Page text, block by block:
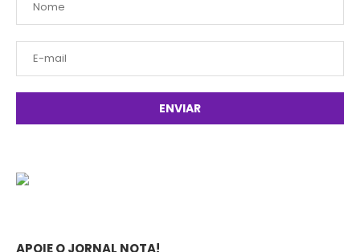
APOIE O JORNAL NOTA!